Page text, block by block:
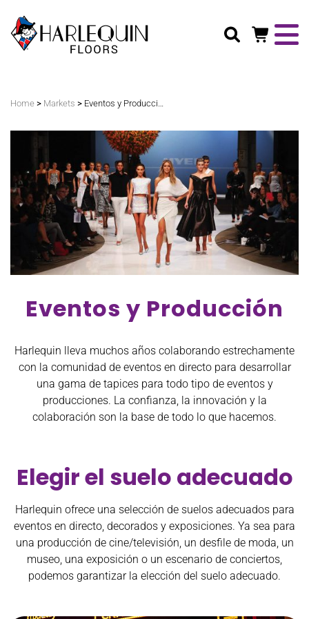
Home > Markets > Eventos y Producción
Eventos y Producción
Harlequin lleva muchos años colaborando estrechamente
con la comunidad de eventos en directo para desarrollar
una gama de tapices para todo tipo de eventos y
producciones. La confianza, la innovación y la
colaboración son la base de todo lo que hacemos.
Elegir el suelo adecuado
Harlequin ofrece una selección de suelos adecuados para
eventos en directo, decorados y exposiciones. Ya sea para
una producción de cine/televisión, un desfile de moda, un
museo, una exposición o un escenario de conciertos,
podemos garantizar la elección del suelo adecuado.